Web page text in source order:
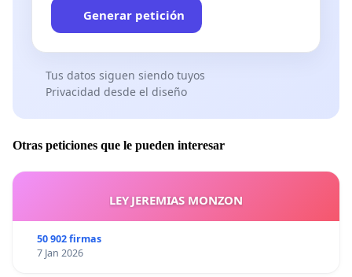
Generar petición
Tus datos siguen siendo tuyos
Privacidad desde el diseño
Otras peticiones que le pueden interesar
LEY JEREMIAS MONZON
50 902 firmas
7 Jan 2026